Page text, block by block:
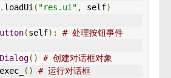
loadUi ( "res.ui" , self)
(self): # 处理按钮事件
()
# 创建对话框对象
exec_ ()
# 运行对话框